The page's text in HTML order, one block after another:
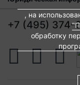
Новости
Контакты
Вакансии
Обмен и возврат
Евродом-бонус
Подарочные
Пользовательское
Политика обработки
Политика cookies
+7 (495) 374-
, на
обработку